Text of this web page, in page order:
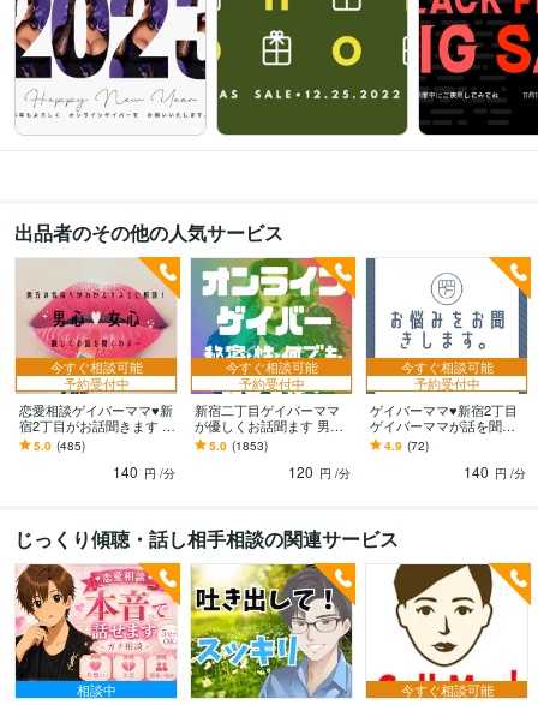
出品者のその他の人気サービス
今すぐ相談可能
予約受付中
恋愛相談ゲイバーママ♥新
宿2丁目がお話聞きます 男
の気持ちも女の気持ちも
わかるオネエが話し相手
5.0 (485)
140 円 /分
今すぐ相談可能
予約受付中
新宿二丁目ゲイバーママ
が優しくお話聞ます 男性
だって大歓迎よ 秘密厳守
で何でも聞いちゃうわ→
5.0 (1853)
120 円 /分
今すぐ相談可能
予約受付中
ゲイバーママ♥新宿2丁目
ゲイバーママが話を聞き
ます 職場のお悩み・愚痴
を今すぐ話をしたいとき
話してスカッとしてね
4.9 (72)
140 円 /分
じっくり傾聴・話し相手相談の関連サービス
相談中
今すぐ相談可能